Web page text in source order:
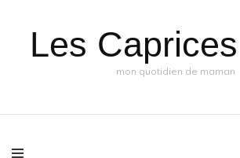
Les
mon quotidien de maman